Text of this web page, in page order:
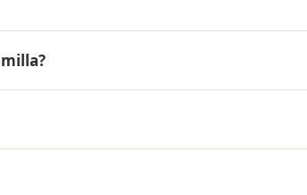
de pago en cuotas desde el 10% de